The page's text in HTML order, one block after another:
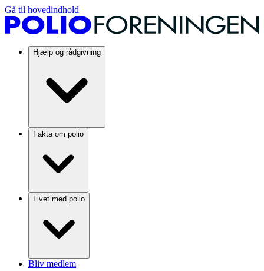
Gå til hovedindhold
Hjælp og rådgivning
Fakta om polio
Livet med polio
Bliv medlem